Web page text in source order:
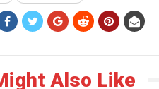
Also Like